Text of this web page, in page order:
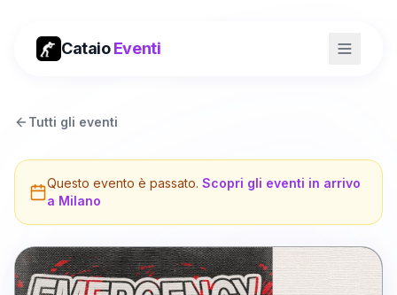
CataioEventi
Tutti gli eventi
Questo evento è passato. Scopri gli eventi in arrivo
a Milano